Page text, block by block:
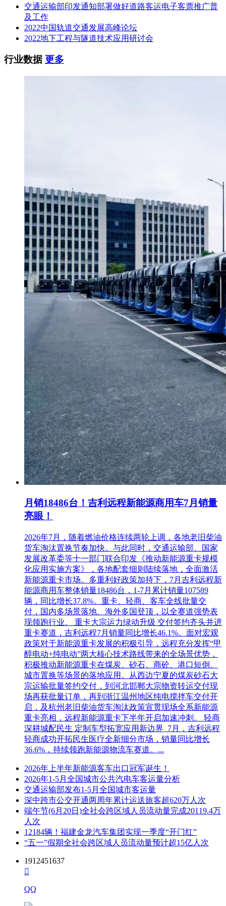
三、获取招标文件
时间：2026年05月15日至2026年05月22日，每天上午00:00至
14:00，下午14:00至23:59（北京时间，法定节假日除外）
地点：政采云平台线上
方式：供应商登录政采云平台https://www.zcygov.cn/在线申请
投标地点：请登录政采云投标客户端投标
开标时间：2026年06月04日 10:00（北京时间）
开标地点：投标人登录政采云平台https://www.zcygov.cn/，进
入“项目采购-开标评标-右边选择对应项目点击“进入项目”进入
开标大厅。
五、公告期限
自本公告发布之日起5个工作日。
六、其他补充事宜
1、本项目实行网上投标，采用电子投标文件。
2、各供应商应在开标前确保成为正式注册入库供应商，并完
成CA数字证书(符合国密标准)申领。因未注册入库、未办理
CA数字证书等原因造成无法投标或投标失败等后果由供应商
自行承担。如需咨询，请联系新疆-安信CA服务热线0991-
7810912；翔晟CA服务热线025-66085508；新疆CA服务热线
4000921999。
3、供应商将政采云电子交易客户端下载、安装完成后，可通
过账号密码或CA登录客户端进行投标文件的制作。在使用政
采云投标客户端时，建议使用WIN7及以上操作系统。
4、其他事项：1、本项目为电子招投标，供应商需要使用CA加密设备，
凡参加本项目可自主通过新疆CA申领渠道“新疆政务通 ”申请政采云平台可
使用的CA设备，如原有兵团或公共资源使用的CA，可与新疆CA联系，申请
增加电子证书即可，无需重复申领。如需咨询，请联系新疆CA服务热线
2、本项目实行网上投标，采用电子投标文件(供应商须使用CA加密设备通
过政采云电子投标客户端制作投标文件)。若供应商参与投标，自行承担投
3、各供应商应在开标前应确保成为新疆政府采购网正式注册入库供应商，
并完成CA数字证书申领。因未注册入库、未办理CA数字证书等原因造成无
法投标或投标失败等后果由供应商自行承担。
4、供应商将政采云电子交易客户端下载、安装完成后，可通过账号密码或
CA登录客户端进行投标文件制作。在使用政采云投标客户端时，建议使用
WIN7及以上操作系统。客户端请至新疆政府采购网
（http://www.ccgp-xinjiang.gov.cn/）下载专区查看，如有问题
可拨打政采云客户服务热线95763进行咨询。
5、供应商在开标时须使用制作加密电子投标文件所使用的CA锁及电脑，电
脑须提前配置
好浏览器（建议使用谷歌浏览器），以便开标时解锁。
6、供应商对不见面开评标系统的技术操作咨询，可通过
https://edu.zcygov.cn/luban/xinjiang-e-biding 自助查
询，也可在政采云帮助中心常见问题解答和操作流程讲解视频中自助查询，
网址为：https://service.zcygov.cn/#/help，“项目采购”—“操作
流程-电子招投标”—“政府采购项目电子交易管理操作指南-供应商”版面获
取操作指南，同时对自助查询无法解决的问题可通过钉钉群及政采云在线客
服获取服务支持。
特别提示：
1、采购限额标准以上，200万元以下的货物和服务采购项目、
400万元以下的工程采购项目，适宜由中小企业提供的，采购
人应当专门面向中小企业采购。
2、超过200万元的货物和服务采购项目，预留该部分采购项目
预算总额的30%以上专门面向中小企业采购，其中预留给小微
企业的比例不低于60%。
3、超过400万元的工程采购项目中适宜由中小企业提供的，预
留该部分采购项目预算总额的40%以上专门面向中小企业采
购，其中预留给小微企业的比例不低于60%。
份额项目中的非预留部分采购包，采购人、采购代理机构应当
对符合规定的小微企业报价给予10%~20%（工程项目为
3%~5%）的扣除，用扣除后的价格参加评审。适用招标投标
法的政府采购工程建设项目，采用
交通运输部印发通知部署做好道路客运电子客票推广普
及工作
2022中国轨道交通发展高峰论坛
2022地下工程与隧道技术应用研讨会
行业数据更多
月销18486台！吉利远程新能源商用车7月销量
亮眼！
2026年7月，随着燃油价格连续两轮上调，各地老旧柴油
货车淘汰置换节奏加快。与此同时，交通运输部、国家
发展改革委等十一部门联合印发《推动新能源重卡规模
化应用实施方案》，各地配套细则陆续落地，全面激活
新能源重卡市场。多重利好政策加持下，7月吉利远程新
能源商用车整体销量18486台，1-7月累计销量107589
辆，同比增长37.8%。重卡、轻商、客车全线批量交
付，国内多场景落地、海外多国登顶，以全赛道强势表
现领跑行业。 重卡大宗运力绿动升级 交付签约齐头并进
重卡赛道，吉利远程7月销量同比增长46.1%。面对宏观
政策对于新能源重卡发展的积极引导，远程充分发挥“甲
醇电动+纯电动”两大核心技术路线带来的全场景优势，
积极推动新能源重卡在煤炭、砂石、商砼、港口短倒、
城市置换等场景的落地应用。从西边宁夏的煤炭砂石大
宗运输批量签约交付，到河北邯郸大宗物资转运交付现
场再获批量订单，再到浙江温州地区纯电搅拌车交付开
启，及杭州老旧柴油货车淘汰政策宣贯现场全系新能源
重卡亮相，远程新能源重卡下半年开启加速冲刺。 轻商
深耕城配民生 定制车型拓宽应用新边界 7月，吉利远程
轻商成功开拓民生医疗全新细分市场，销量同比增长
36.6%，持续领跑新能源物流车赛道。...
2026年上半年新能源客车出口冠军诞生！
2026年1-5月全国城市公共汽电车客运量分析
交通运输部发布1-5月全国城市客运量
深中跨市公交开通两周年累计运送旅客超620万人次
端午节(6月20日)全社会跨区域人员流动量完成20119.4万
人次
12184辆！福建金龙汽车集团实现一季度“开门红”
“五一”假期全社会跨区域人员流动量预计超15亿人次
1912451637

QQ